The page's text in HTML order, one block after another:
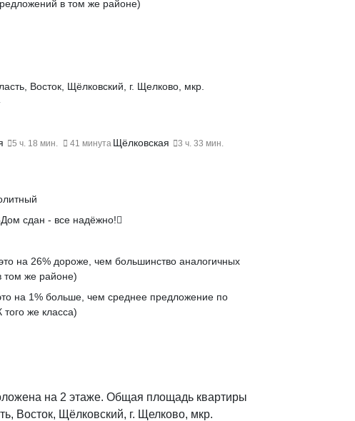
в том же районе)
Восток, Щёлковский, г. Щелково, мкр.
5 ч. 18 мин. 41 минута Щёлковская
3 ч. 33 мин.
Дом сдан - все надёжно!
на 26% дороже, чем большинство аналогичных
том же районе)
на 1% больше, чем среднее предложение по
же класса)
на 2 этаже. Общая площадь квартиры
Восток, Щёлковский, г. Щелково, мкр.